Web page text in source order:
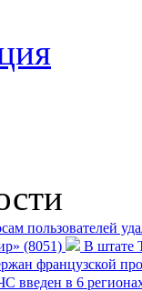
пользователей
(8051)
В штате
французской
введен в 6